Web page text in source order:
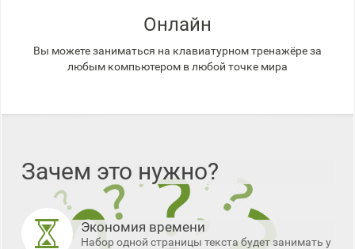
Онлайн
Вы можете заниматься на клавиатурном тренажёре за
любым компьютером в любой точке мира
Зачем это нужно?
Экономия времени
Набор одной страницы текста будет занимать у